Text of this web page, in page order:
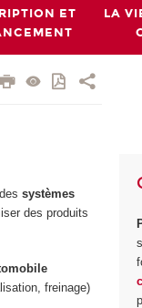
ET
LA
dessystèmes
des produits
freinage)